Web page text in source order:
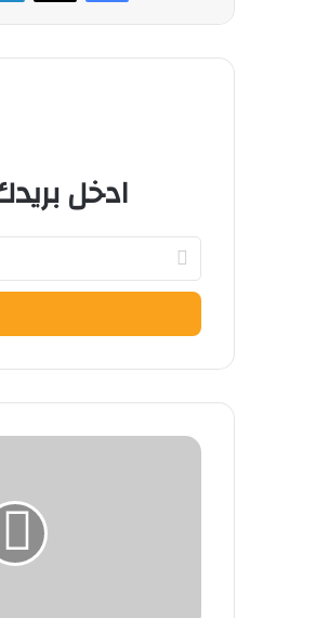
ادخل
بريدك
الإلكتروني
وزير